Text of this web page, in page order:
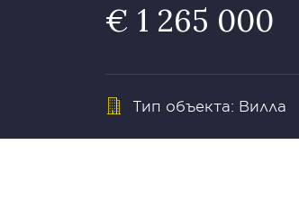
€ 1 265 000
Тип объекта: Вилла